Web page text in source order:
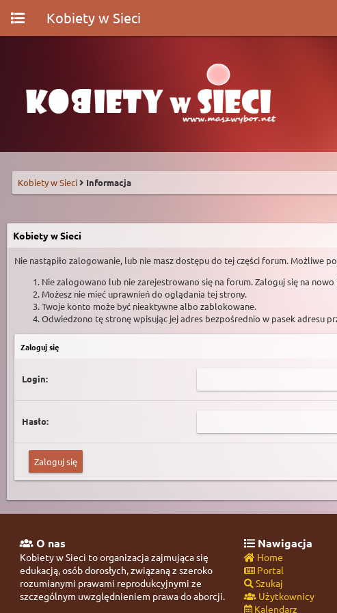
Kobiety w Sieci
Kobiety w Sieci Informacja
Kobiety w Sieci
Nie nastąpiło zalogowanie, lub nie masz dostępu do tej części forum. Możliwe
Nie zalogowano lub nie zarejestrowano się na forum. Zaloguj się na
Możesz nie mieć uprawnień do oglądania tej strony.
Twoje konto może być nieaktywne albo zablokowane.
Odwiedzono tę stronę wpisując jej adres bezpośrednio w pasek adresu
Zaloguj się
Login:
Hasło:
O nas
Kobiety w Sieci to organizacja zajmująca się
edukacją, osób dorosłych, związaną z szeroko
rozumianymi prawami reprodukcyjnymi ze
szczególnym uwzględnieniem prawa do aborcji.
Nawigacja
Home
Portal
Szukaj
Użytkownicy
Kalendarz